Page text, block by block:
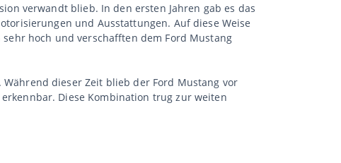
verwandt blieb. In den ersten Jahren gab es das
und Ausstattungen. Auf diese Weise
hoch und verschafften dem Ford Mustang
dieser Zeit blieb der Ford Mustang vor
Diese Kombination trug zur weiten